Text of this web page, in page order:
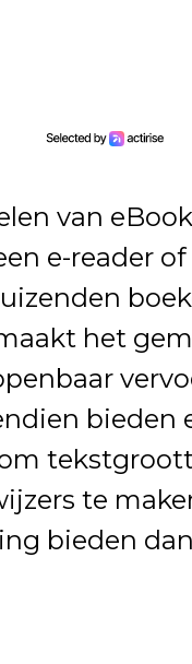
van
e-reader of
het
bieden
te
bieden